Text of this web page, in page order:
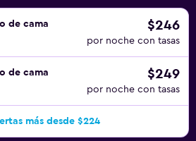
o cerca del alojamiento (es
un recargo).
de cama
$246
por noche con tasas
de cama
$249
por noche con tasas
más desde $224